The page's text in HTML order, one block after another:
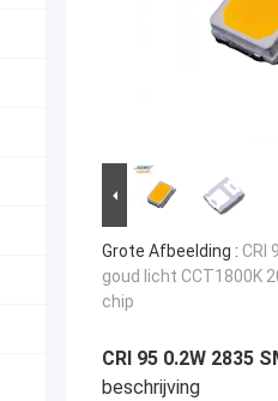
Grote Afbeelding : CRI
goud licht CCT1800K
chip
CRI 95 0.2W 2835
beschrijving